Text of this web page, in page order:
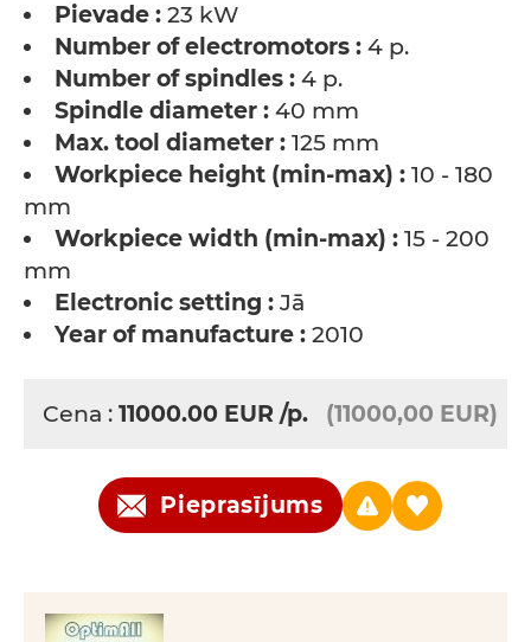
Pievade : 23 kW
Number of electromotors : 4 p.
Number of spindles : 4 p.
Spindle diameter : 40 mm
Max. tool diameter : 125 mm
Workpiece height (min-max) : 10 - 180
mm
Workpiece width (min-max) : 15 - 200
mm
Electronic setting : Jā
Year of manufacture : 2010
Cena : 11000.00 EUR /p. (11000,00 EUR)
Pieprasījums